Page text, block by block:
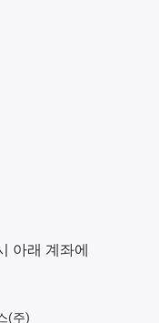
아래 계좌에
(주)